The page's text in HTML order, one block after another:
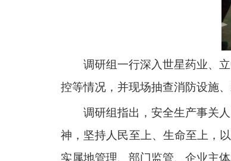
调研组一行深入世星药业、
控等情况，并现场抽查消防设施
调研组指出，安全生产事关
神，坚持人民至上、生命至上，
实属地管理、部门监管、企业主